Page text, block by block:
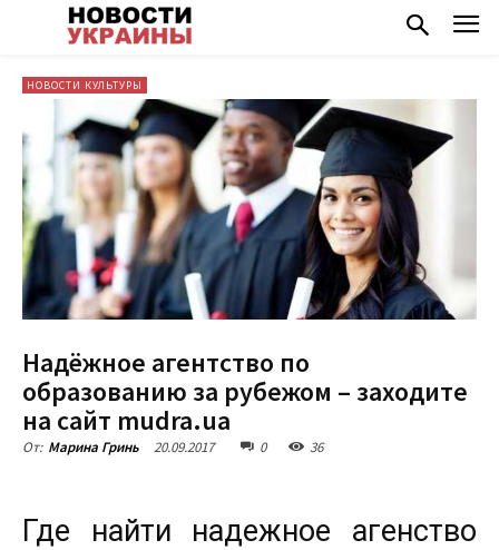
НОВОСТИ КУЛЬТУРЫ
Надёжное агентство по
образованию за рубежом – заходите
на сайт mudra.ua
От: Марина Гринь 20.09.2017 0 36
Где найти надежное агенство